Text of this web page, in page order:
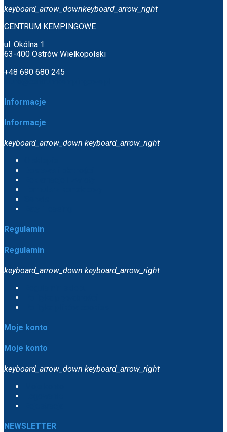
keyboard_arrow_downkeyboard_arrow_right
CENTRUM KEMPINGOWE
ul. Okólna 1
63-400 Ostrów Wielkopolski
+48 690 680 245
Informacje
Informacje
keyboard_arrow_down keyboard_arrow_right
Regulamin
Regulamin
keyboard_arrow_down keyboard_arrow_right
Moje konto
Moje konto
keyboard_arrow_down keyboard_arrow_right
NEWSLETTER